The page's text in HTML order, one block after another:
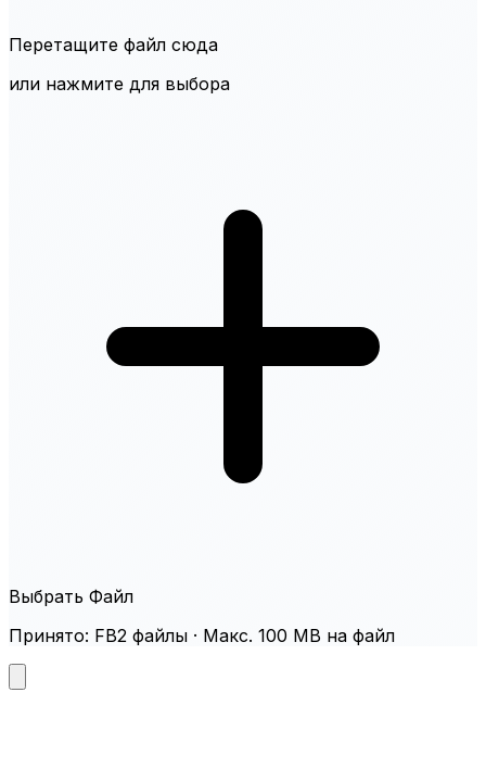
Перетащите файл сюда
или нажмите для выбора
Выбрать Файл
Принято: FB2 файлы · Макс. 100 MB на файл